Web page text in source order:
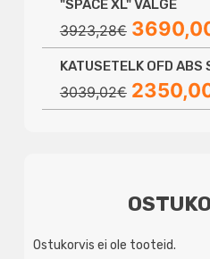
"SPACE XL" VALGE
3923,28€ Algne
hind
oli:
3923,28€.
KATUSETELK OFD ABS
3039,02€ Algne
hind
Ostukorvis ei ole tooteid.